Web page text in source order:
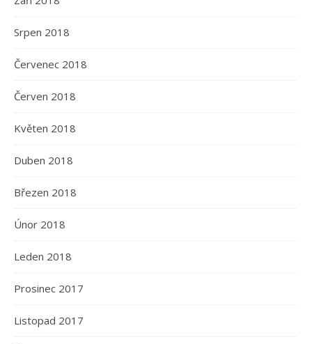
Srpen 2018
Červenec 2018
Červen 2018
Květen 2018
Duben 2018
Březen 2018
Únor 2018
Leden 2018
Prosinec 2017
Listopad 2017